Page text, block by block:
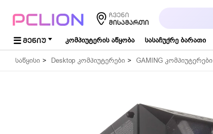
ჩვენი
ᲛᲘᲡᲐᲛᲐᲠᲗᲘ
ᲛᲔᲜᲘᲣ კომპიუტერის აწყობა სასაჩუქრე ბარათი
საწყისი Desktop კომპიუტერები GAMING კომპიუტერები